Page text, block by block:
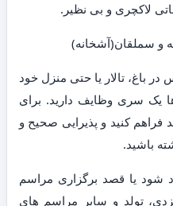
لاکچری و بی نظیر.
و سملقان(آشخانه)
باغ، تالار یا حتی منزل خود
یک سری وظایف دارید. برای
فراهم کنید و پذیرایی صحیح و
باشید.
شود یا قصد برگزاری مراسم
تولد و سایر مراسم های